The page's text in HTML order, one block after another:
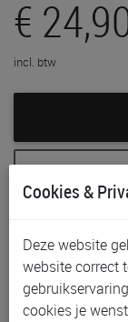
€
incl. btw
Betaal
In voorraad
Gratis (en
Gent
Cookies &
Deze website
website correct
cookies je